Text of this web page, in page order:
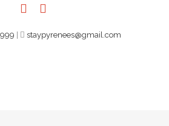
staypyrenees@gmail.com